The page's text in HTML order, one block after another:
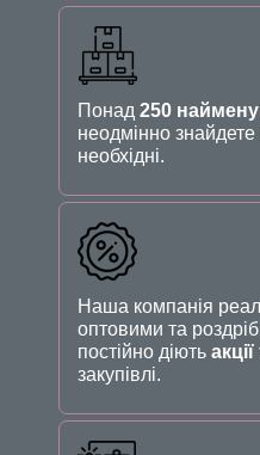
Понад 250
неодмінно знайдете
необхідні.
Наша компанія
оптовими та
постійно діють
закупівлі.